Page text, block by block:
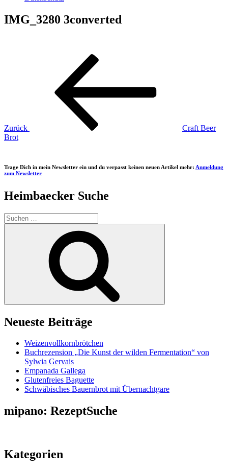
IMG_3280 3converted
Beitragsnavigation
Zurück
Craft Beer
Brot
Trage Dich in mein Newsletter ein und du verpasst keinen neuen Artikel mehr: Anmeldung
zum Newsletter
Heimbaecker Suche
Suchen
nach:
Neueste Beiträge
Weizenvollkornbrötchen
Buchrezension „Die Kunst der wilden Fermentation“ von
Sylwia Gervais
Empanada Gallega
Glutenfreies Baguette
Schwäbisches Bauernbrot mit Übernachtgare
mipano: RezeptSuche
Kategorien